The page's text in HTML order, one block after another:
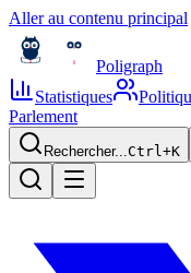
Aller au contenu principal
Poligraph
Statistiques
Parlement
Rechercher...Ctrl+K